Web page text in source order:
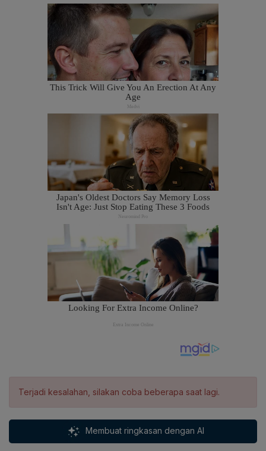
Terjadi kesalahan, silakan coba beberapa saat lagi.
Membuat ringkasan dengan AI